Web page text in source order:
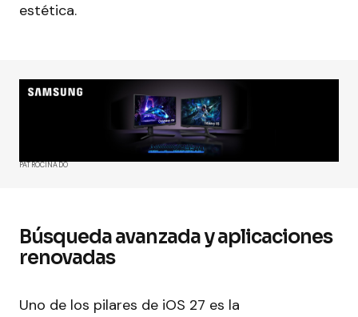
estética.
PATROCINADO
Búsqueda avanzada y aplicaciones
renovadas
Uno de los pilares de iOS 27 es la